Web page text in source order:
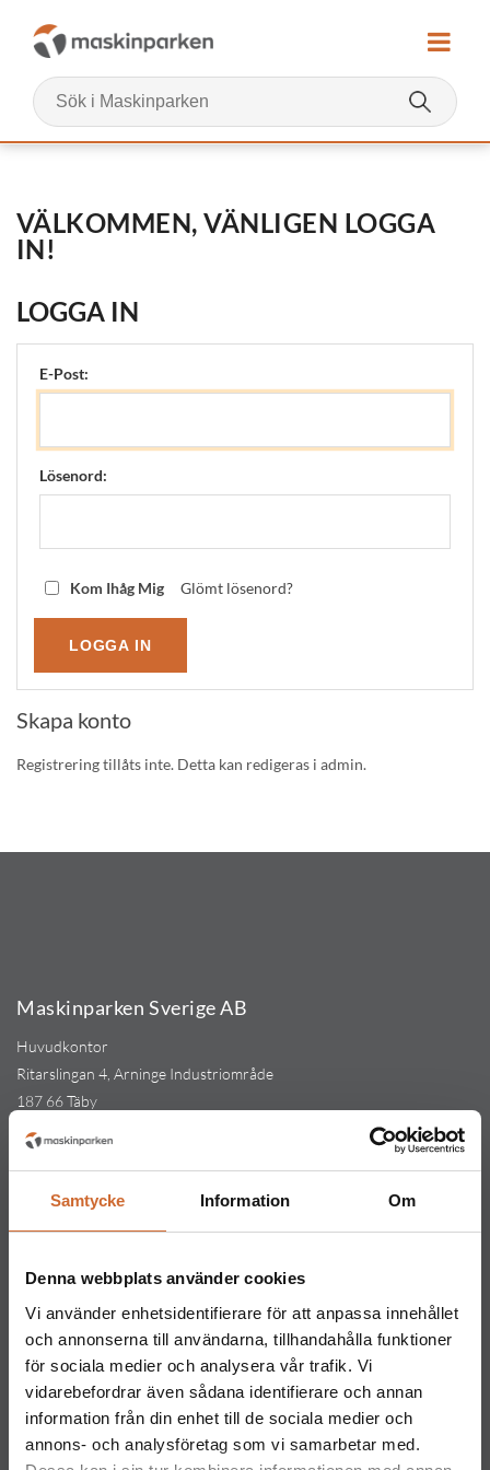
Samtycke Information Om
Denna webbplats använder cookies
Vi använder enhetsidentifierare för att anpassa innehållet
och annonserna till användarna, tillhandahålla funktioner
för sociala medier och analysera vår trafik. Vi
vidarebefordrar även sådana identifierare och annan
information från din enhet till de sociala medier och
annons- och analysföretag som vi samarbetar med.
VÄLKOMMEN, VÄNLIGEN LOGGA
IN!
LOGGA IN
E-Post:
Lösenord:
Kom Ihåg Mig Glömt lösenord?
Skapa konto
Registrering tillåts inte. Detta kan redigeras i admin.
Maskinparken Sverige AB
Huvudkontor
Ritarslingan 4, Arninge Industriområde
187 66 Täby
Tel:
Orgnr: 559217-5763
Kontakt
Maskinparken Stockholm
stockholm@maskinparken.se
Maskinparken Göteborg
031-711 30 10
goteborg@maskinparken.se
Maskinparken Malmö
040-40 40 20